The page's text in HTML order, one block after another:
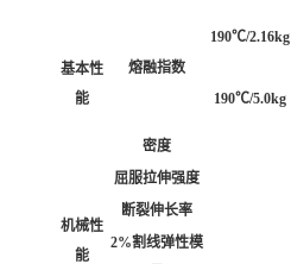
基本性
能
熔融指数
190℃/2.16kg
190℃/5.0kg
密度
机械性
能
屈服拉伸强度
断裂伸长率
2%割线弹性模